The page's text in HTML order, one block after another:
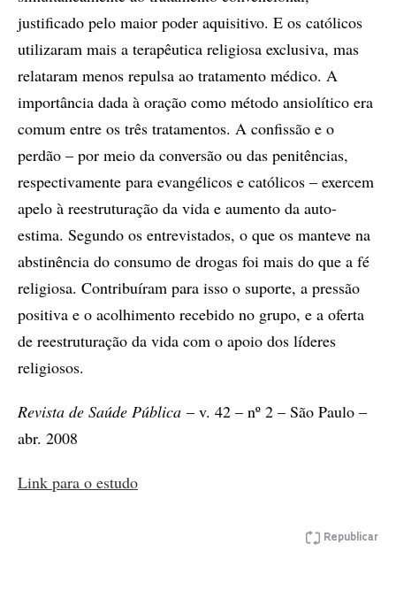
justificado pelo maior poder aquisitivo. E os católicos
utilizaram mais a terapêutica religiosa exclusiva, mas
relataram menos repulsa ao tratamento médico. A
importância dada à oração como método ansiolítico era
comum entre os três tratamentos. A confissão e o
perdão – por meio da conversão ou das penitências,
respectivamente para evangélicos e católicos – exercem
apelo à reestruturação da vida e aumento da auto-
estima. Segundo os entrevistados, o que os manteve na
abstinência do consumo de drogas foi mais do que a fé
religiosa. Contribuíram para isso o suporte, a pressão
positiva e o acolhimento recebido no grupo, e a oferta
de reestruturação da vida com o apoio dos líderes
religiosos.
Revista de Saúde Pública – v. 42 – nº 2 – São Paulo –
abr. 2008
Link para o estudo
Republicar